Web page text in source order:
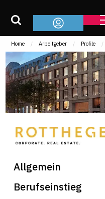
Home Arbeitgeber Profile
Allgemein
Berufseinstieg